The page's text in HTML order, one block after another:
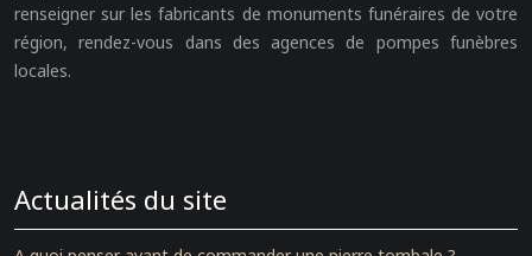
renseigner sur les fabricants de monuments funéraires de votre
région, rendez-vous dans des agences de pompes funèbres
locales.
Actualités du site